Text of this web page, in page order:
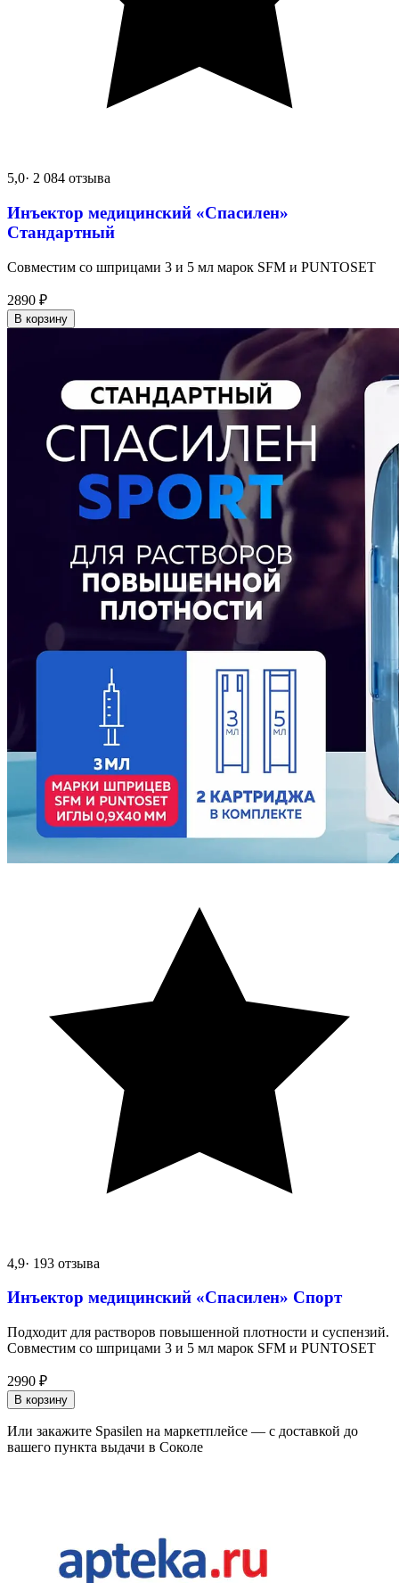
5,0· 2 084 отзыва
Инъектор медицинский «Спасилен»
Стандартный
Совместим со шприцами 3 и 5 мл марок SFM и PUNTOSET
2890 ₽
В корзину
4,9· 193 отзыва
Инъектор медицинский «Спасилен» Спорт
Подходит для растворов повышенной плотности и суспензий.
Совместим со шприцами 3 и 5 мл марок SFM и PUNTOSET
2990 ₽
В корзину
Или закажите Spasilen на маркетплейсе — с доставкой до
вашего пункта выдачи в Соколе